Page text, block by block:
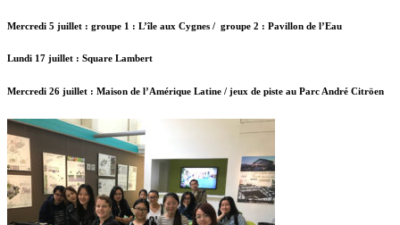
Mercredi 5 juillet : groupe 1 : L’île aux Cygnes / groupe 2 : Pavillon de l’Eau
Lundi 17 juillet : Square Lambert
Mercredi 26 juillet : Maison de l’Amérique Latine / jeux de piste au Parc André Citröen